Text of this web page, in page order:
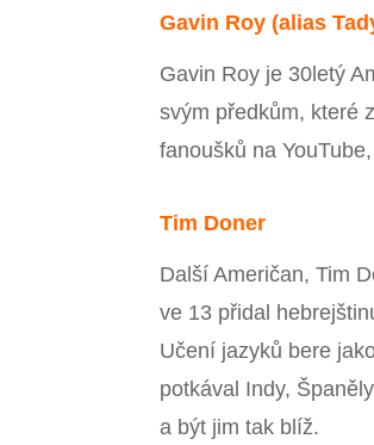
Gavin Roy (alias
Gavin Roy je 30letý
svým předkům, které
fanoušků na
Tim Doner
Další Američan, Tim
ve 13 přidal
Učení jazyků bere
potkával Indy,
a být jim tak blíž.